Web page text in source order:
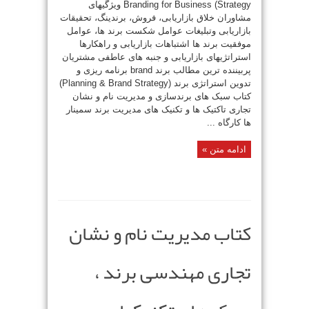
Strategy) Branding for Business ویژگیهای
مشاوران خلاق بازاریابی، فروش، برندینگ، تحقیقات
بازاریابی وتبلیغات عوامل شکست برند ها، عوامل
موفقیت برند ها اشتباهات بازاریابی و راهکارها
استراتژیهای بازاریابی و جنبه های عاطفی مشتریان
پربیننده ترین مطالب برند brand برنامه ریزی و
تدوین استراتژی برند (Planning & Brand Strategy)
کتاب سبک های برندسازی و مدیریت نام و نشان
تجاری تاکتیک ها و تکنیک های مدیریت برند سمینار
ها کارگاه ...
ادامه متن »
کتاب مدیریت نام و نشان
تجاری مهندسی برند ،